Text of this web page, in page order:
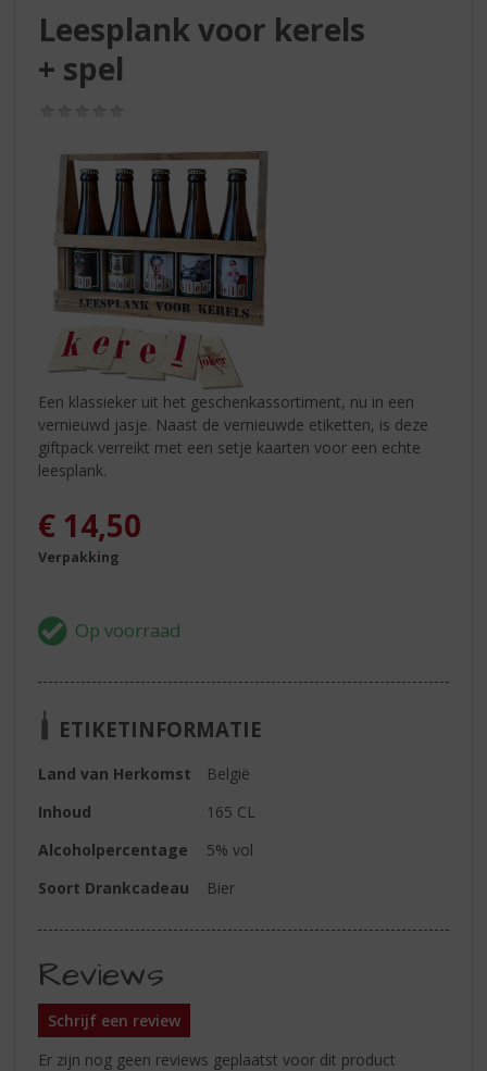
Leesplank voor kerels
+ spel
Een klassieker uit het geschenkassortiment, nu in een
vernieuwd jasje. Naast de vernieuwde etiketten, is deze
giftpack verreikt met een setje kaarten voor een echte
leesplank.
€ 14,50
Verpakking
ETIKETINFORMATIE
Land van Herkomst
België
Inhoud
165 CL
Alcoholpercentage
5% vol
Soort Drankcadeau
Bier
Reviews
Schrijf een review
Er zijn nog geen reviews geplaatst voor dit product